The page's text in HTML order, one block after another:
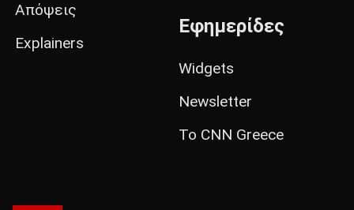
Απόψεις
Explainers
Εφημερίδες
Widgets
Newsletter
Το CNN Greece